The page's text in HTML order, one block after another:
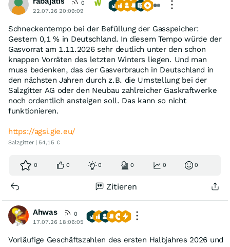
0
22.07.26 20:09:09
Schneckentempo bei der Befüllung der Gasspeicher:
Gestern 0,1 % in Deutschland. In diesem Tempo würde der
Gasvorrat am 1.11.2026 sehr deutlich unter den schon
knappen Vorräten des letzten Winters liegen. Und man
muss bedenken, das der Gasverbrauch in Deutschland in
den nächsten Jahren durch z.B. die Umstellung bei der
Salzgitter AG oder den Neubau zahlreicher Gaskraftwerke
noch ordentlich ansteigen soll. Das kann so nicht
funktionieren.
https://agsi.gie.eu/
Salzgitter | 54,15 €
0 0 0 0 0 0
Zitieren
Ahwas
0
17.07.26 18:06:05
Vorläufige Geschäftszahlen des ersten Halbjahres 2026 und